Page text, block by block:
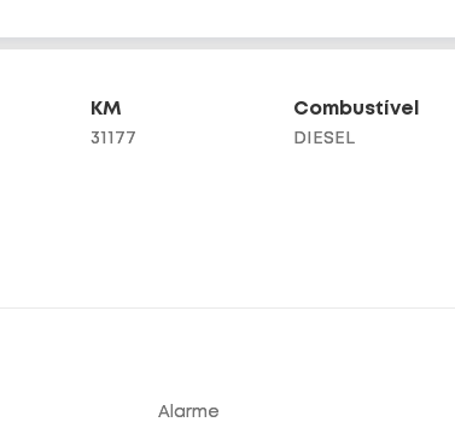
KM
31177
Combustível
DIESEL
Alarme